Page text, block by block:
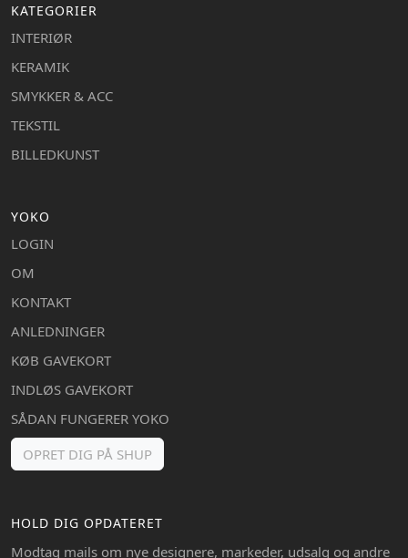
KATEGORIER
INTERIØR
KERAMIK
SMYKKER & ACC
TEKSTIL
BILLEDKUNST
YOKO
LOGIN
OM
KONTAKT
ANLEDNINGER
KØB GAVEKORT
INDLØS GAVEKORT
SÅDAN FUNGERER YOKO
OPRET DIG PÅ SHUP
HOLD DIG OPDATERET
Modtag mails om nye designere, markeder, udsalg og andre